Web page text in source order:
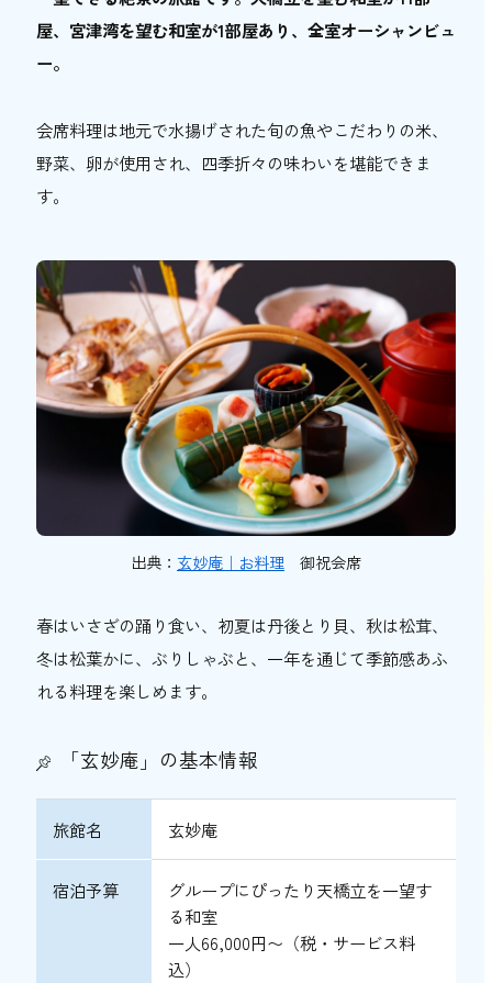
屋、宮津湾を望む和室が1部屋あり、全室オーシャンビュ
ー。
会席料理は地元で水揚げされた旬の魚やこだわりの米、
野菜、卵が使用され、四季折々の味わいを堪能できま
す。
出典： 玄妙庵｜お料理 御祝会席
春はいさざの踊り食い、初夏は丹後とり貝、秋は松茸、
冬は松葉かに、ぶりしゃぶと、一年を通じて季節感あふ
れる料理を楽しめます。
「玄妙庵」の基本情報
旅館名 玄妙庵
宿泊予算
グループにぴったり天橋立を一望す
る和室
一人66,000円〜（税・サービス料
込）